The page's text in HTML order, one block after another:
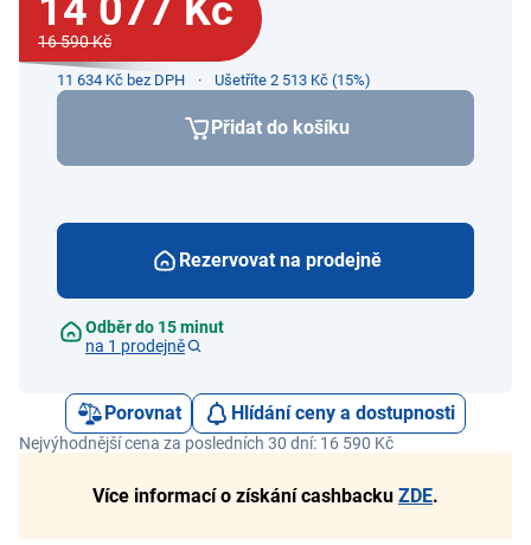
14 077 Kč
16 590 Kč
11 634 Kč bez DPH Ušetříte 2 513 Kč (15%)
Přidat do košíku
Rezervovat na prodejně
Odběr do 15 minut
na 1 prodejně
Porovnat Hlídání ceny a dostupnosti
Nejvýhodnější cena za posledních 30 dní: 16 590 Kč
Více informací o získání cashbacku ZDE.